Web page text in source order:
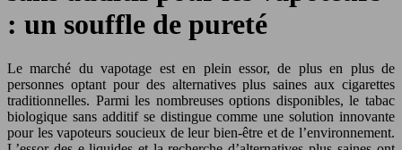
: un souffle de pureté
Le marché du vapotage est en plein essor, de plus en plus de
personnes optant pour des alternatives plus saines aux cigarettes
traditionnelles. Parmi les nombreuses options disponibles, le tabac
biologique sans additif se distingue comme une solution innovante
pour les vapoteurs soucieux de leur bien-être et de l’environnement.